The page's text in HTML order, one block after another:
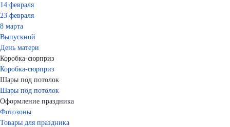
14 февраля
23 февраля
8 марта
Выпускной
День матери
Коробка-сюрприз
Коробка-сюрприз
Шары под потолок
Шары под потолок
Оформление праздника
Фотозоны
Товары для праздника